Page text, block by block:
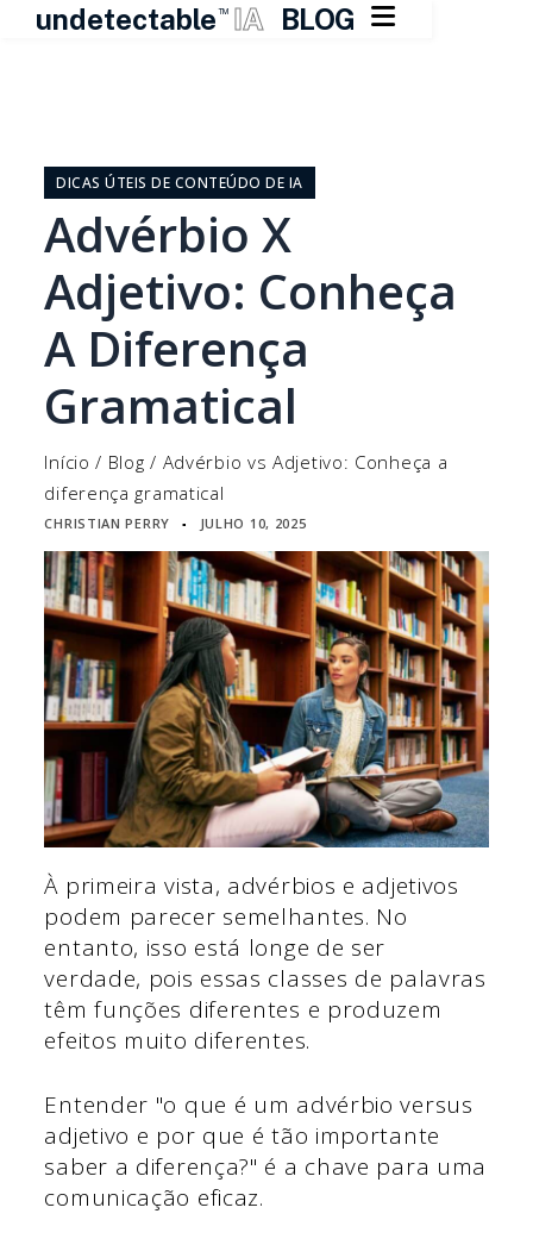
undetectable TM IA BLOG 
conteúdo
DICAS ÚTEIS DE CONTEÚDO DE IA
Advérbio X
Adjetivo: Conheça
A Diferença
Gramatical
Início / Blog / Advérbio vs Adjetivo: Conheça a
diferença gramatical
CHRISTIAN PERRY ▪ JULHO 10, 2025
À primeira vista, advérbios e adjetivos
podem parecer semelhantes. No
entanto, isso está longe de ser
verdade, pois essas classes de palavras
têm funções diferentes e produzem
efeitos muito diferentes.
Entender "o que é um advérbio versus
adjetivo e por que é tão importante
saber a diferença?" é a chave para uma
comunicação eficaz.